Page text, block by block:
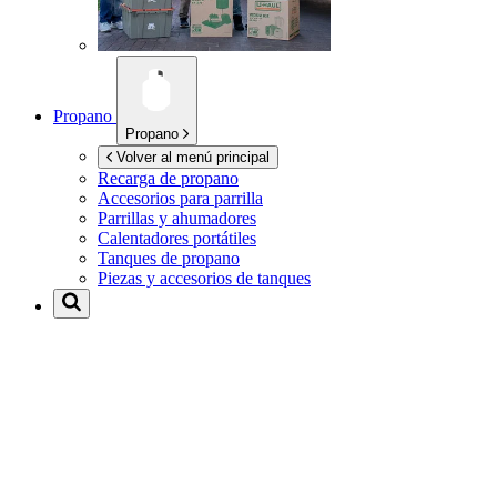
Propano
Propano
Volver al menú principal
Recarga de propano
Accesorios para parrilla
Parrillas y ahumadores
Calentadores portátiles
Tanques de propano
Piezas y accesorios de tanques